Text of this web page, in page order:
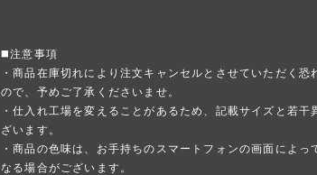
◼️注意事項
・商品在庫切れにより注文キャンセルとさせていただく恐
ので、予めご了承くださいませ。
・仕入れ工場を変えることがあるため、記載サイズと若干
ざいます。
・商品の色味は、お手持ちのスマートフォンの画面によっ
なる場合がございます。